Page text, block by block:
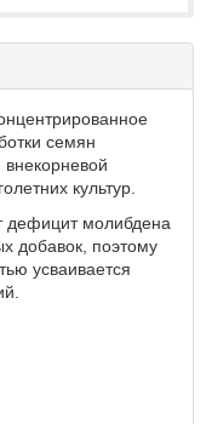
семян
культур.
дефицит молибдена
добавок, поэтому
усваивается